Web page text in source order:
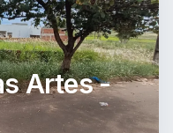
Artes -